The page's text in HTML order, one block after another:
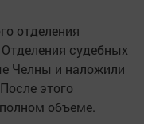
отделения
судебных
Челны и наложили
этого
объеме.